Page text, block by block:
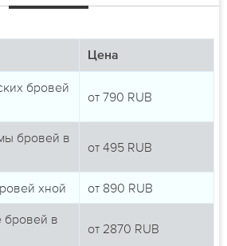
Цена
бровей
от 790 RUB
бровей в
от 495 RUB
хной от 890 RUB
бровей в
от 2870 RUB